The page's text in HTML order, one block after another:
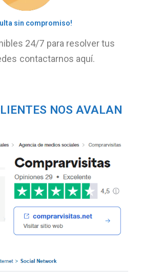
sin compromiso!
24/7 para resolver tus
contactarnos aquí.
NOS AVALAN